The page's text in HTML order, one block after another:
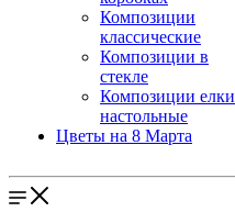
Композиции
классические
Композиции в
стекле
Композиции елки
настольные
Цветы на 8 Марта